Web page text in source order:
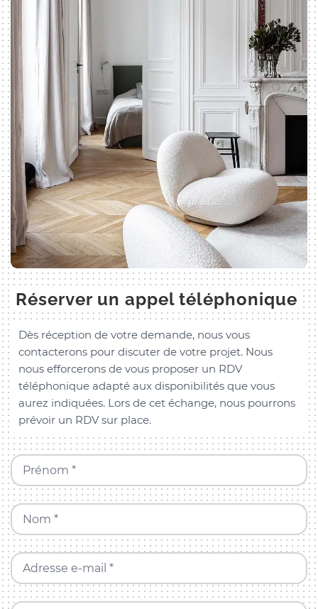
Réserver un appel téléphonique
Dès réception de votre demande, nous vous
contacterons pour discuter de votre projet. Nous
nous efforcerons de vous proposer un RDV
téléphonique adapté aux disponibilités que vous
aurez indiquées. Lors de cet échange, nous pourrons
prévoir un RDV sur place.
Prénom *
Nom *
Adresse e-mail *